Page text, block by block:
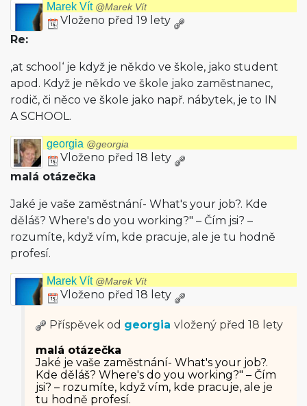
Marek Vít @Marek Vít
Vloženo před 19 lety
Re:
‚at school‘ je když je někdo ve škole, jako student
apod. Když je někdo ve škole jako zaměstnanec,
rodič, či něco ve škole jako např. nábytek, je to IN
A SCHOOL.
georgia @georgia
Vloženo před 18 lety
malá otázečka
Jaké je vaše zaměstnání- What's your job?. Kde
děláš? Where's do you working?" – Čím jsi? –
rozumíte, když vím, kde pracuje, ale je tu hodně
profesí.
Marek Vít @Marek Vít
Vloženo před 18 lety
Příspěvek od georgia vložený před 18 lety
malá otázečka
Jaké je vaše zaměstnání- What's your job?.
Kde děláš? Where's do you working?" – Čím
jsi? – rozumíte, když vím, kde pracuje, ale je
tu hodně profesí.